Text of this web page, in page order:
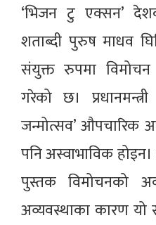
‘भिजन टु एक्सन’
शताब्दी पुरुष माधव
संयुक्त रुपमा विमोचन
गरेको छ।
जन्मोत्सव’ औपचारिक
पनि अस्वाभाविक
पुस्तक विमोचनको
अव्यवस्थाका कारण यो